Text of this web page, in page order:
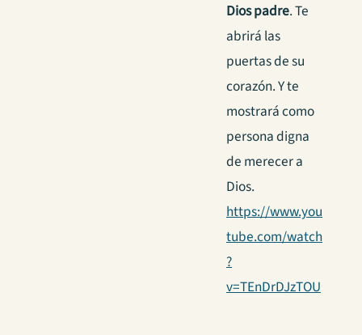
Dios padre. Te
abrirá las
puertas de su
corazón. Y te
mostrará como
persona digna
de merecer a
Dios.
https://www.you
tube.com/watch
?
v=TEnDrDJzTOU